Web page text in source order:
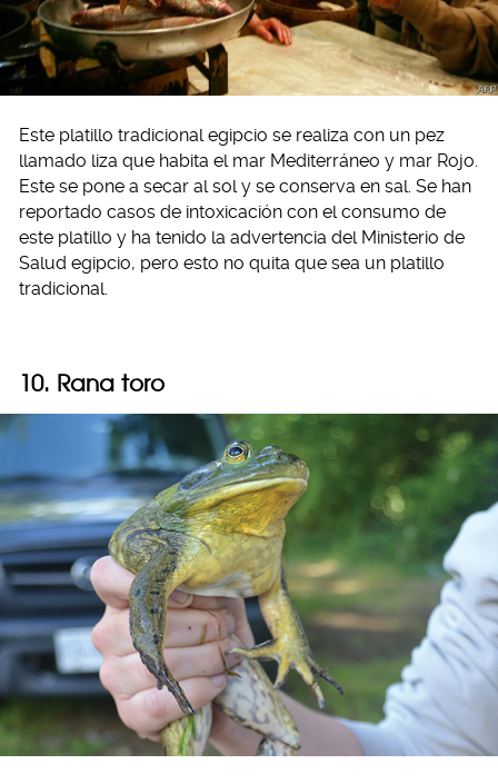
Este platillo tradicional egipcio se realiza con un pez
llamado liza que habita el mar Mediterráneo y mar Rojo.
Este se pone a secar al sol y se conserva en sal. Se han
reportado casos de intoxicación con el consumo de
este platillo y ha tenido la advertencia del Ministerio de
Salud egipcio, pero esto no quita que sea un platillo
tradicional.
10. Rana toro